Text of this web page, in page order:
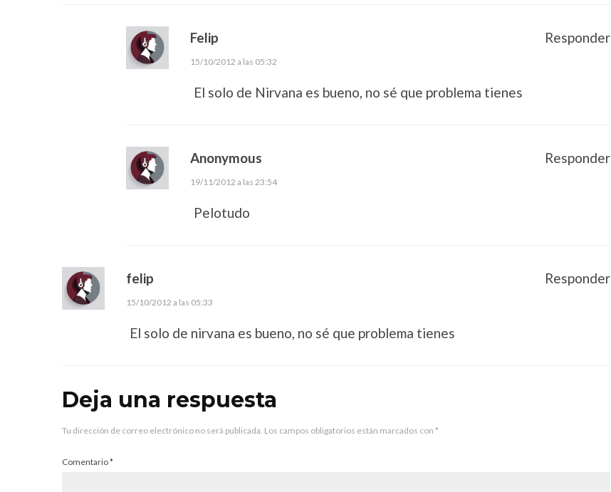
Felip
15/10/2012 a las 05:32
El solo de Nirvana es bueno, no sé que problema tienes
Responder
Anonymous
19/11/2012 a las 23:54
Pelotudo
Responder
felip
15/10/2012 a las 05:33
El solo de nirvana es bueno, no sé que problema tienes
Responder
Deja una respuesta
Tu dirección de correo electrónico no será publicada. Los campos obligatorios están marcados con *
Comentario*